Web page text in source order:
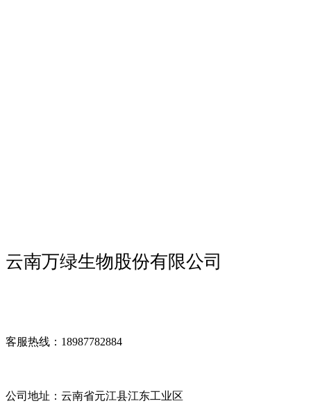
云南万绿生物股份有限公司
客服热线：18987782884
公司地址：云南省元江县江东工业区